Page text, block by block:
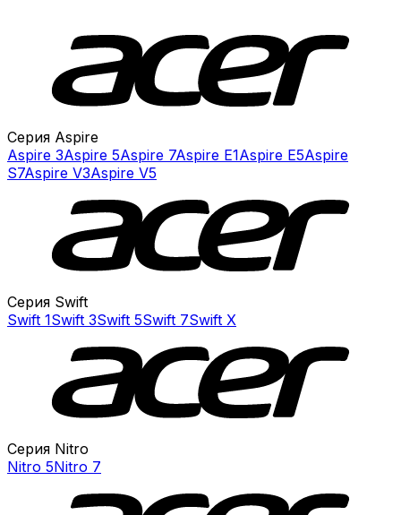
Серия Aspire
Aspire 3Aspire 5Aspire 7Aspire E1Aspire E5Aspire
S7Aspire V3Aspire V5
Серия Swift
Swift 1Swift 3Swift 5Swift 7Swift X
Серия Nitro
Nitro 5Nitro 7